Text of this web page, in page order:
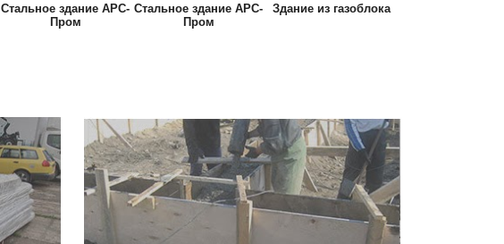
Стальное здание АРС-
Пром
Стальное здание АРС-
Пром
Здание из газоблока